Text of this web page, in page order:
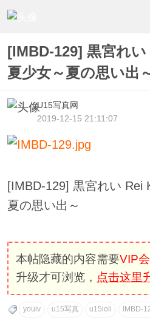
[IMBD-129] 黒宮れ
夏少女～夏の思い出
U15写真网
2019-12-15 21:11:07
[IMBD-129] 黒宮れい Rei
夏の思い出～
本帖隐藏的内容需要VIP
升级才可浏览， 点击这里
youiv u15写真 u15loli IMBD-